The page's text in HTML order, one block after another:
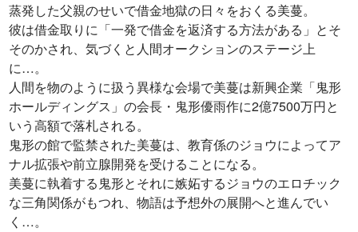
蒸発した父親のせいで借金地獄の日々をおくる美蔓。
彼は借金取りに「一発で借金を返済する方法がある」とそ
そのかされ、気づくと人間オークションのステージ上
に…。
人間を物のように扱う異様な会場で美蔓は新興企業「鬼形
ホールディングス」の会長・鬼形優雨作に2億7500万円と
いう高額で落札される。
鬼形の館で監禁された美蔓は、教育係のジョウによってア
ナル拡張や前立腺開発を受けることになる。
美蔓に執着する鬼形とそれに嫉妬するジョウのエロチック
な三角関係がもつれ、物語は予想外の展開へと進んでい
く…。